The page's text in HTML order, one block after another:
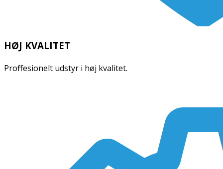
HØJ KVALITET
Proffesionelt udstyr i høj kvalitet.